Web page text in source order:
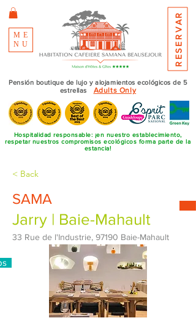
ME
NU
Pensión boutique de lujo y alojamientos ecológicos de 5
estrellas Adults Only
RESERVAR
Hospitalidad responsable: ¡en nuestro establecimiento,
respetar nuestros compromisos ecológicos forma parte de la
estancia!
< Back
SAMA
Jarry | Baie-Mahault
33 Rue de l'Industrie, 97190 Baie-Mahault